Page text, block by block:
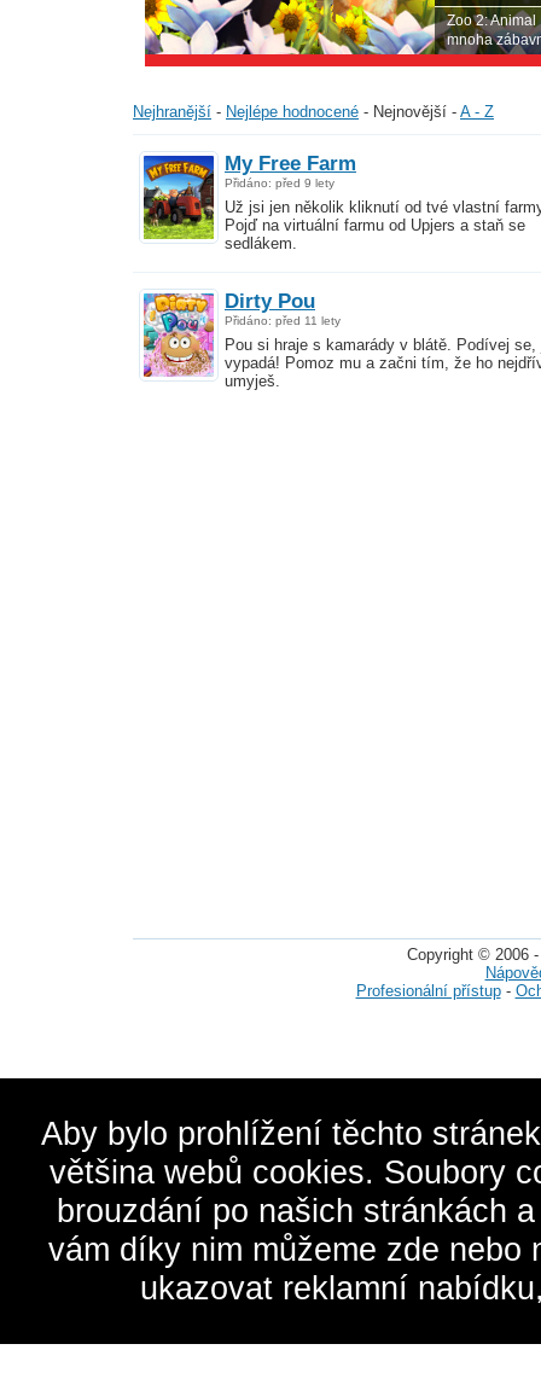
Zoo 2:
mnoha
Nejhranější - Nejlépe hodnocené - Nejnovější - A - Z
My Free Farm
Přidáno: před 9 lety
Už jsi jen několik kliknutí od tvé vlastní
Pojď na virtuální farmu od Upjers a staň se
sedlákem.
Dirty Pou
Přidáno: před 11 lety
Pou si hraje s kamarády v blátě. Podívej se,
vypadá! Pomoz mu a začni tím, že ho
umyješ.
Copyright © 2006
Profesionální přístup-
Aby bylo prohlížení těchto
většina webů cookies. Soubory
brouzdání po našich stránkách
vám díky nim můžeme zde
ukazovat reklamní